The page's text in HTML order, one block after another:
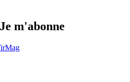
m'abonne